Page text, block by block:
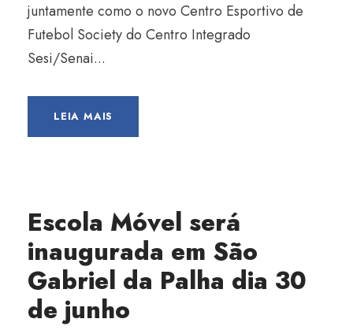
juntamente como o novo Centro Esportivo de
Futebol Society do Centro Integrado
Sesi/Senai...
LEIA MAIS
Escola Móvel será
inaugurada em São
Gabriel da Palha dia 30
de junho